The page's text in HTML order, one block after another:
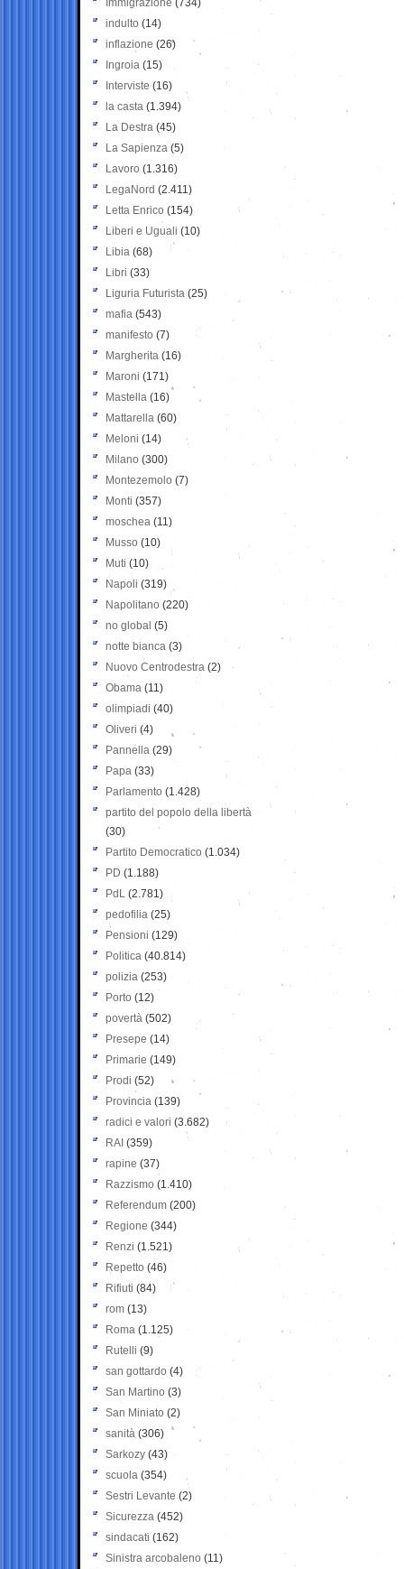
Immigrazione (734)
indulto (14)
inflazione (26)
Ingroia (15)
Interviste (16)
la casta (1.394)
La Destra (45)
La Sapienza (5)
Lavoro (1.316)
LegaNord (2.411)
Letta Enrico (154)
Liberi e Uguali (10)
Libia (68)
Libri (33)
Liguria Futurista (25)
mafia (543)
manifesto (7)
Margherita (16)
Maroni (171)
Mastella (16)
Mattarella (60)
Meloni (14)
Milano (300)
Montezemolo (7)
Monti (357)
moschea (11)
Musso (10)
Muti (10)
Napoli (319)
Napolitano (220)
no global (5)
notte bianca (3)
Nuovo Centrodestra (2)
Obama (11)
olimpiadi (40)
Oliveri (4)
Pannella (29)
Papa (33)
Parlamento (1.428)
partito del popolo della libertà
(30)
Partito Democratico (1.034)
PD (1.188)
PdL (2.781)
pedofilia (25)
Pensioni (129)
Politica (40.814)
polizia (253)
Porto (12)
povertà (502)
Presepe (14)
Primarie (149)
Prodi (52)
Provincia (139)
radici e valori (3.682)
RAI (359)
rapine (37)
Razzismo (1.410)
Referendum (200)
Regione (344)
Renzi (1.521)
Repetto (46)
Rifiuti (84)
rom (13)
Roma (1.125)
Rutelli (9)
san gottardo (4)
San Martino (3)
San Miniato (2)
sanità (306)
Sarkozy (43)
scuola (354)
Sestri Levante (2)
Sicurezza (452)
sindacati (162)
Sinistra arcobaleno (11)